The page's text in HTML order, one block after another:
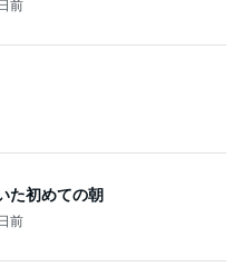
そばチェーン
間前